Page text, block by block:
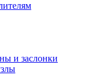
и заслонки